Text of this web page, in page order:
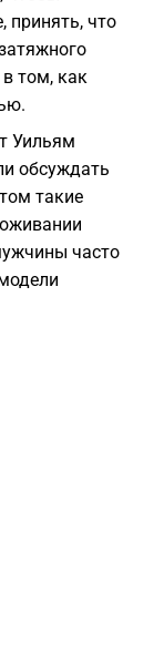
принять, что
том, как
Уильям
обсуждать
такие
часто